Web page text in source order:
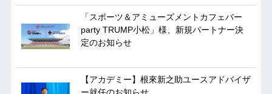
「スポーツ＆アミューズメントカフェバー
party TRUMP小松」様、新規パートナー決
定のお知らせ
【アカデミー】根來新之助ユースアドバイザ